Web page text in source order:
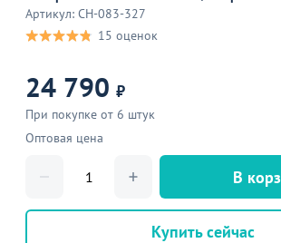
Артикул: CH-083-327
15 оценок
24 790 ₽
При покупке от 6 штук
Оптовая цена
В
Купить сейчас